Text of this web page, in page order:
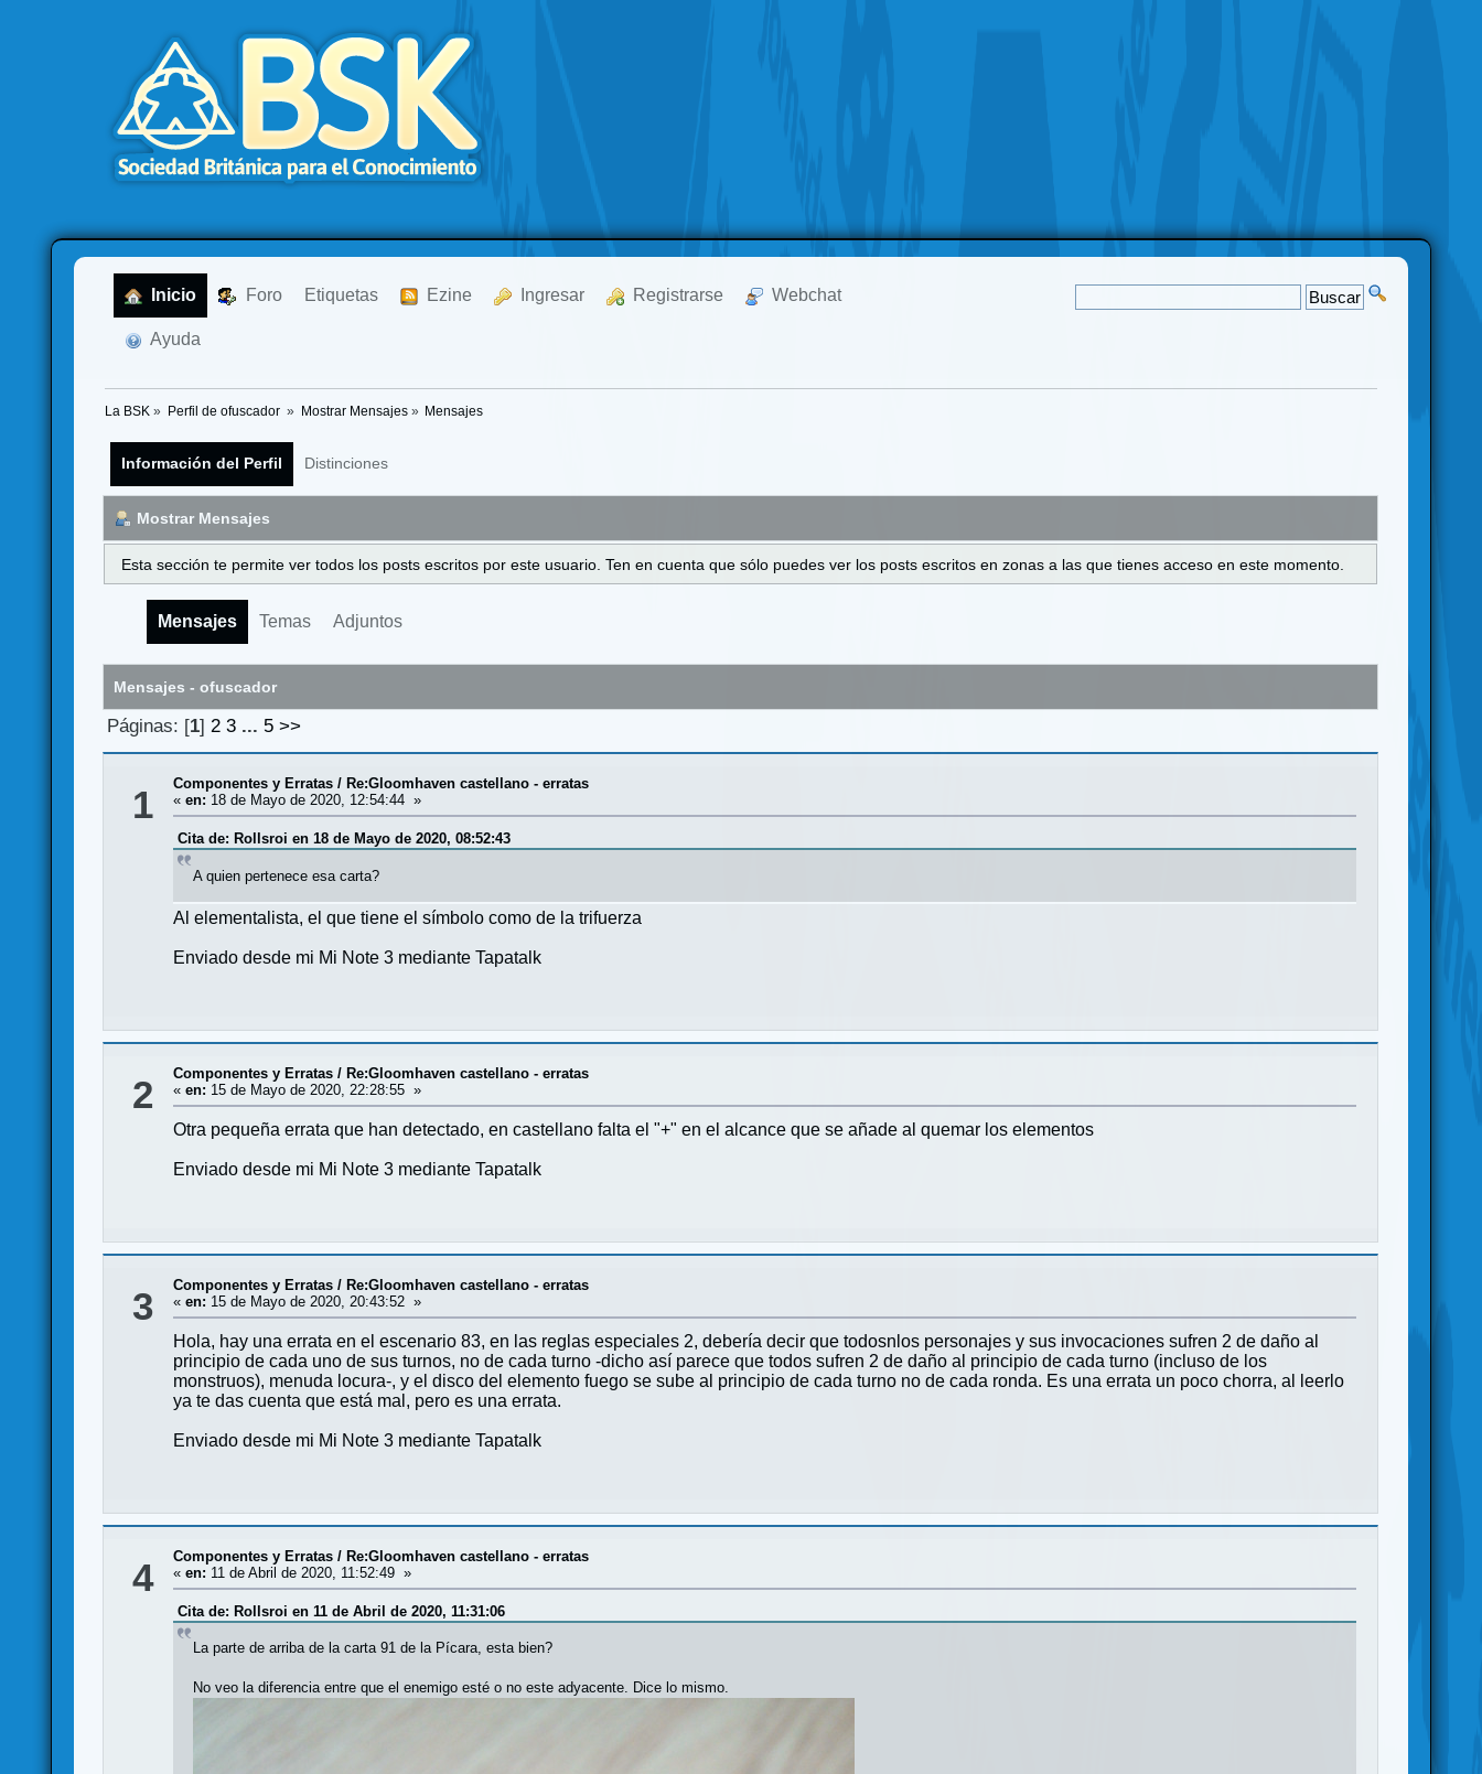
Inicio Foro Etiquetas Ezine Ingresar Registrarse Webchat
Ayuda
La BSK » Perfil de ofuscador » Mostrar Mensajes» Mensajes
Información del Perfil Distinciones
Mostrar Mensajes
Esta sección te permite ver todos los posts escritos por este usuario. Ten en cuenta que sólo puedes ver los posts escritos en zonas a las que tienes acceso en este momento.
Mensajes Temas Adjuntos
Mensajes - ofuscador
Páginas: [1] 2 3 ... 5 >>
1 Componentes y Erratas / Re:Gloomhaven castellano - erratas
«en: 18 de Mayo de 2020, 12:54:44 »
Cita de: Rollsroi en 18 de Mayo de 2020, 08:52:43
A quien pertenece esa carta?
Al elementalista, el que tiene el símbolo como de la trifuerza
Enviado desde mi Mi Note 3 mediante Tapatalk
2 Componentes y Erratas / Re:Gloomhaven castellano - erratas
«en: 15 de Mayo de 2020, 22:28:55 »
Otra pequeña errata que han detectado, en castellano falta el "+" en el alcance que se añade al quemar los elementos
Enviado desde mi Mi Note 3 mediante Tapatalk
3 Componentes y Erratas / Re:Gloomhaven castellano - erratas
«en: 15 de Mayo de 2020, 20:43:52 »
Hola, hay una errata en el escenario 83, en las reglas especiales 2, debería decir que todosnlos personajes y sus invocaciones sufren 2 de daño al
principio de cada uno de sus turnos, no de cada turno -dicho así parece que todos sufren 2 de daño al principio de cada turno (incluso de los
monstruos), menuda locura-, y el disco del elemento fuego se sube al principio de cada turno no de cada ronda. Es una errata un poco chorra, al leerlo
ya te das cuenta que está mal, pero es una errata.
Enviado desde mi Mi Note 3 mediante Tapatalk
4 Componentes y Erratas / Re:Gloomhaven castellano - erratas
«en: 11 de Abril de 2020, 11:52:49 »
Cita de: Rollsroi en 11 de Abril de 2020, 11:31:06
La parte de arriba de la carta 91 de la Pícara, esta bien?
No veo la diferencia entre que el enemigo esté o no este adyacente. Dice lo mismo.